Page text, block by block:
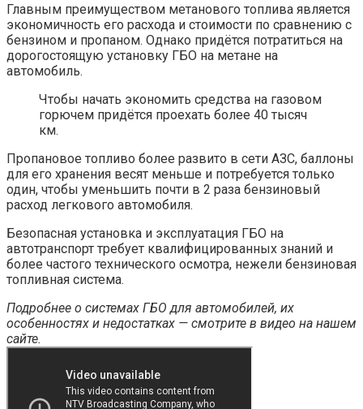
Главным преимуществом метанового топлива является
экономичность его расхода и стоимости по сравнению с
бензином и пропаном. Однако придётся потратиться на
дорогостоящую установку ГБО на метане на
автомобиль.
Чтобы начать экономить средства на газовом
горючем придётся проехать более 40 тысяч
км.
Пропановое топливо более развито в сети АЗС, баллоны
для его хранения весят меньше и потребуется только
один, чтобы уменьшить почти в 2 раза бензиновый
расход легкового автомобиля.
Безопасная установка и эксплуатация ГБО на
автотранспорт требует квалифицированных знаний и
более частого технического осмотра, нежели бензиновая
топливная система.
Подробнее о системах ГБО для автомобилей, их
особенностях и недостатках — смотрите в видео на нашем
сайте.